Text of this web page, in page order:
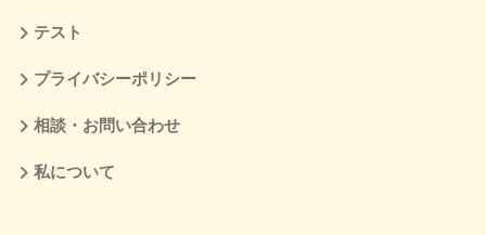
テスト
プライバシーポリシー
相談・お問い合わせ
私について